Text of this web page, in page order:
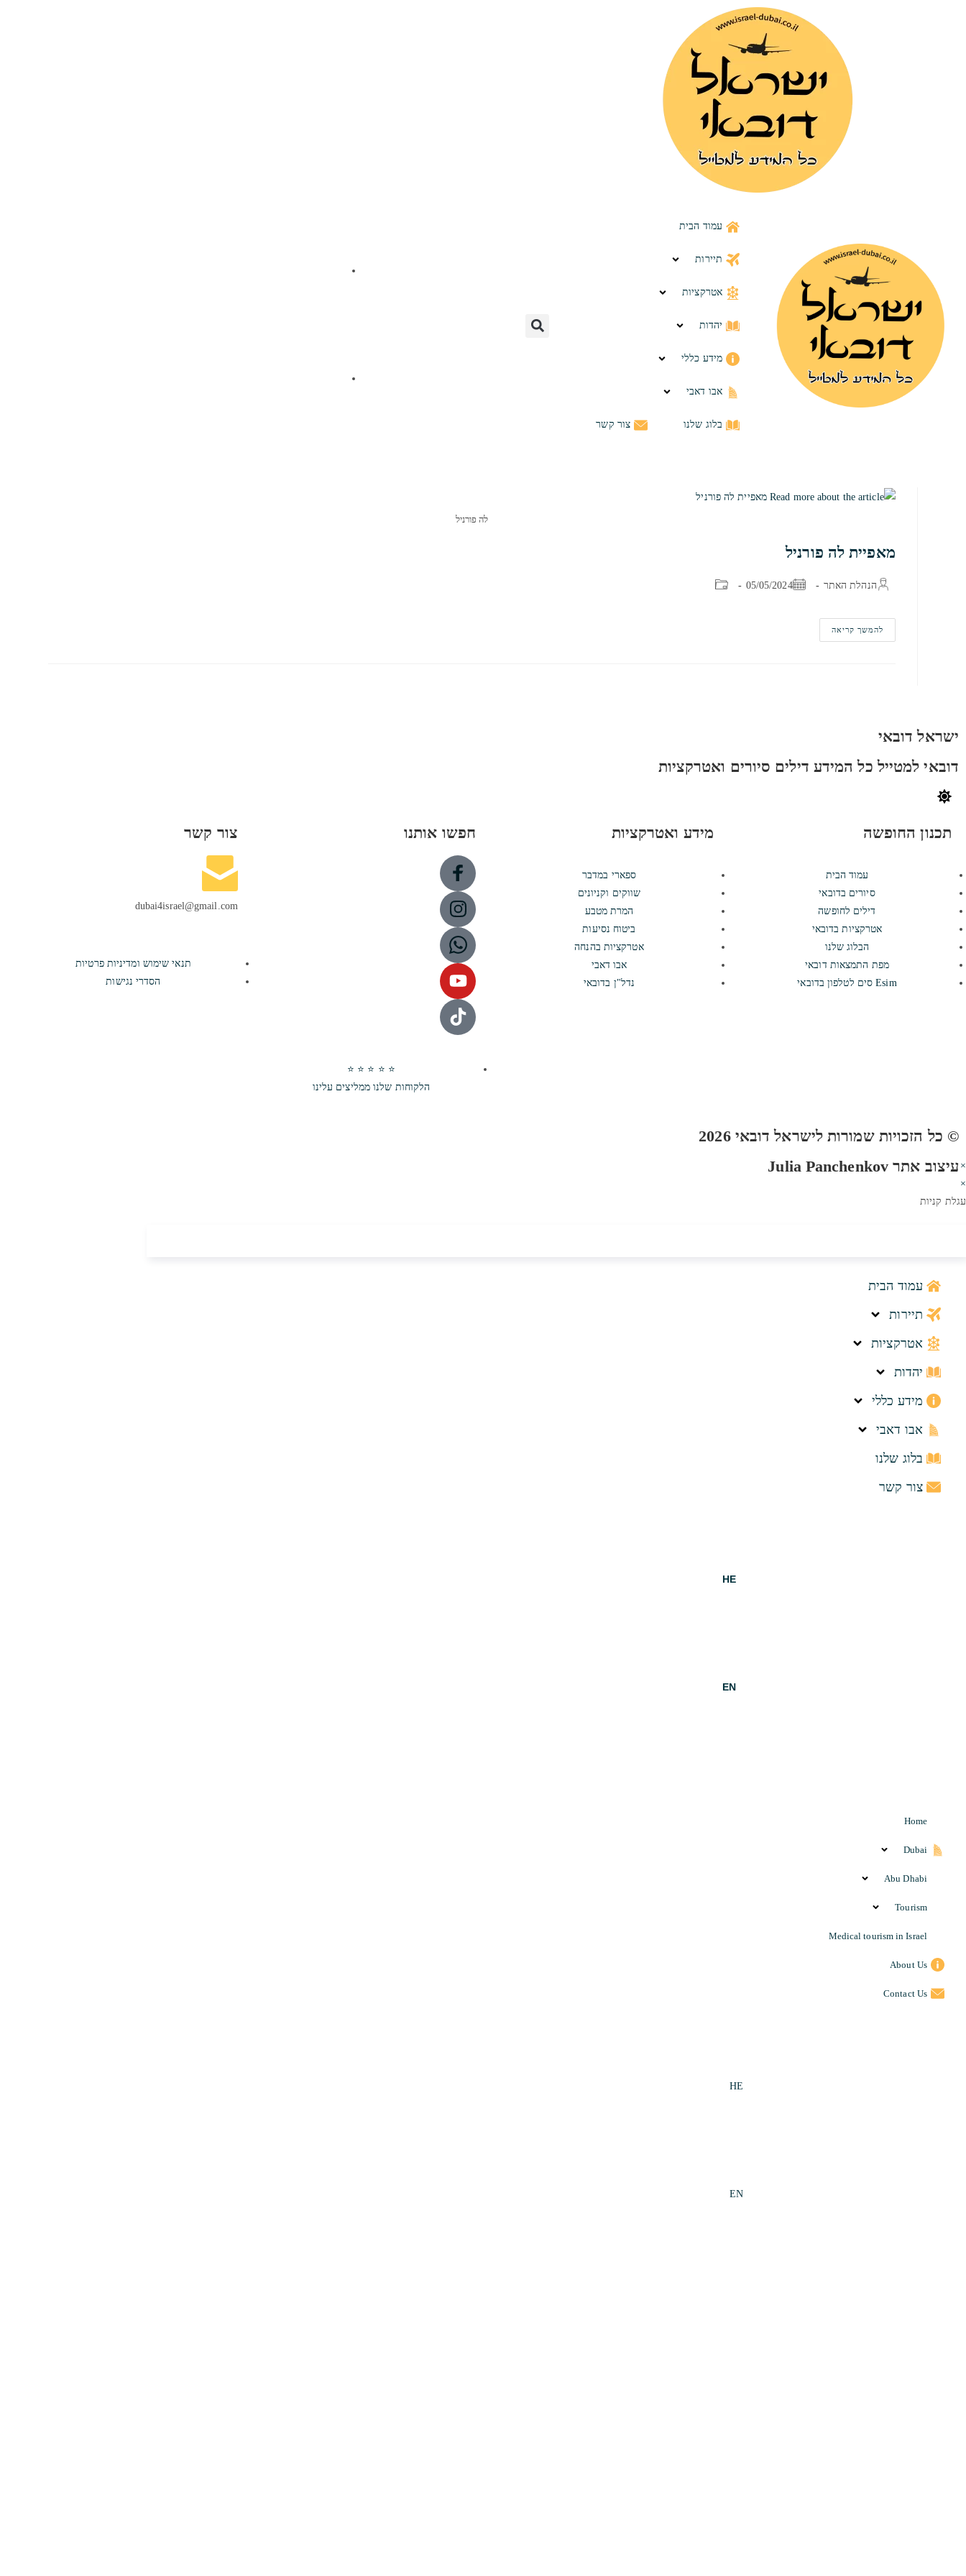
עמוד הבית
תיירות
אטרקציות
יהדות
מידע כללי
אבו דאבי
בלוג שלנו צור קשר
לה פורניל
מאפיית לה פורניל
הנהלת האתר 05/05/2024
להמשך קריאה
ישראל דובאי
דובאי למטייל כל המידע דילים סיורים ואטרקציות
תכנון החופשה
עמוד הבית
סיורים בדובאי
דילים לחופשה
אטרקציות בדובאי
הבלוג שלנו
מפת התמצאות דובאי
Esim סים לטלפון בדובאי
מידע ואטרקציות
ספארי במדבר
שווקים וקניונים
המרת מטבע
ביטוח נסיעות
אטרקציות בהנחה
אבו דאבי
נדל"ן בדובאי
חפשו אותנו
⭐ ⭐ ⭐ ⭐ ⭐
הלקוחות שלנו ממליצים עלינו
צור קשר
dubai4israel@gmail.com
תנאי שימוש ומדיניות פרטיות
הסדרי נגישות
© כל הזכויות שמורות לישראל דובאי 2026
עיצוב אתר Julia Panchenkov ×
×
עגלת קניות
עמוד הבית
תיירות
אטרקציות
יהדות
מידע כללי
אבו דאבי
בלוג שלנו
צור קשר
HE
EN
Home
Dubai
Abu Dhabi
Tourism
Medical tourism in Israel
About Us
Contact Us
HE
EN